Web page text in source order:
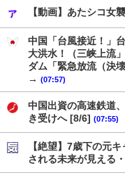
【動画】あたシコ
中国「台風接近！」
大洪水！（三峡上流
ダム「緊急放流（決
→ (07:57)
中国出資の高速鉄道
き受けへ [8/6] (07:55)
【絶望】7歳下の元
される未来が見える